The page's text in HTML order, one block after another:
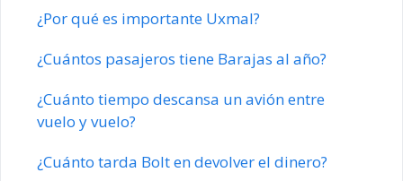
¿Por qué es importante Uxmal?
¿Cuántos pasajeros tiene Barajas al año?
¿Cuánto tiempo descansa un avión entre
vuelo y vuelo?
¿Cuánto tarda Bolt en devolver el dinero?